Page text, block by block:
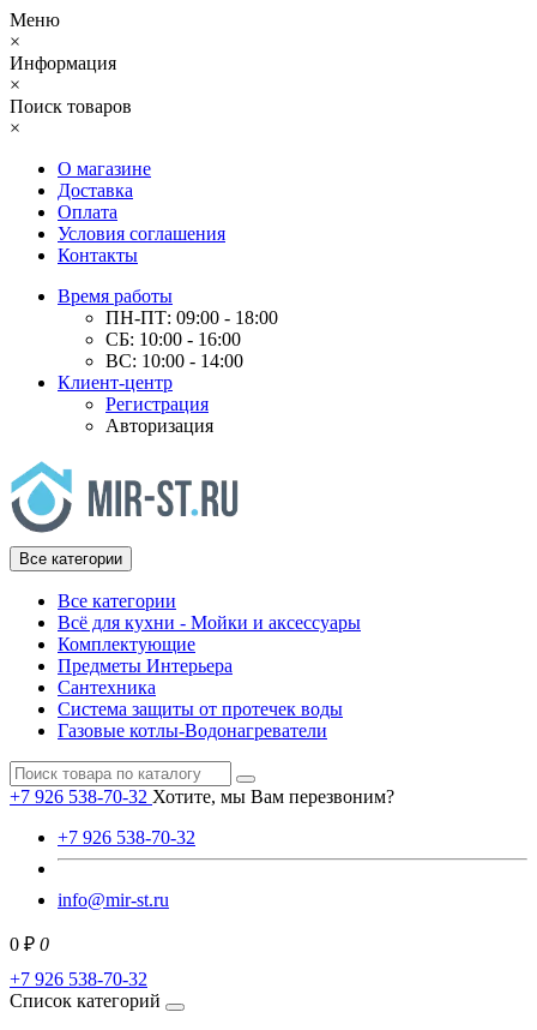
Меню
×
Информация
×
Поиск товаров
×
О магазине
Доставка
Оплата
Условия соглашения
Контакты
Время работы
ПН-ПТ: 09:00 - 18:00
СБ: 10:00 - 16:00
ВС: 10:00 - 14:00
Клиент-центр
Регистрация
Авторизация
Все категории
Все категории
Всё для кухни - Мойки и аксессуары
Комплектующие
Предметы Интерьера
Сантехника
Система защиты от протечек воды
Газовые котлы-Водонагреватели
+7 926 538-70-32 Хотите, мы Вам перезвоним?
+7 926 538-70-32
info@mir-st.ru
0 ₽ 0
+7 926 538-70-32
Список категорий